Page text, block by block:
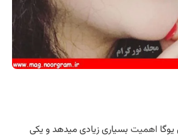
اهمیت بسیاری زیادی میدهد و یکی